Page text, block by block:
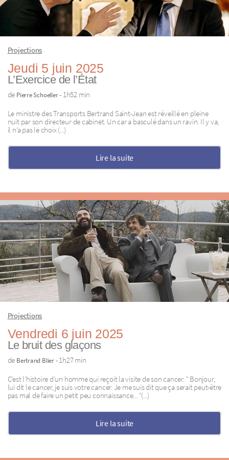
Projections
Jeudi 5 juin 2025
L’Exercice de l’État
de Pierre Schoeller- 1h52 min
Le ministre des Transports Bertrand Saint-Jean est réveillé en pleine
nuit par son directeur de cabinet. Un car a basculé dans un ravin. Il y va,
il n’a pas le choix (...)
Lire la suite
Projections
Vendredi 6 juin 2025
Le bruit des glaçons
de Bertrand Blier- 1h27 min
C’est l’histoire d’un homme qui reçoit la visite de son cancer. " Bonjour,
lui dit le cancer, je suis votre cancer. Je me suis dit que ça serait peut-être
pas mal de faire un petit peu connaissance... "(...)
Lire la suite